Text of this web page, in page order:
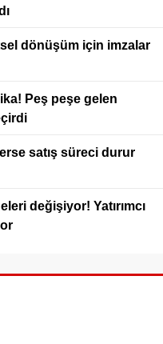
dönüşüm için imzalar
Peş peşe gelen
satış süreci durur
değişiyor! Yatırımcı